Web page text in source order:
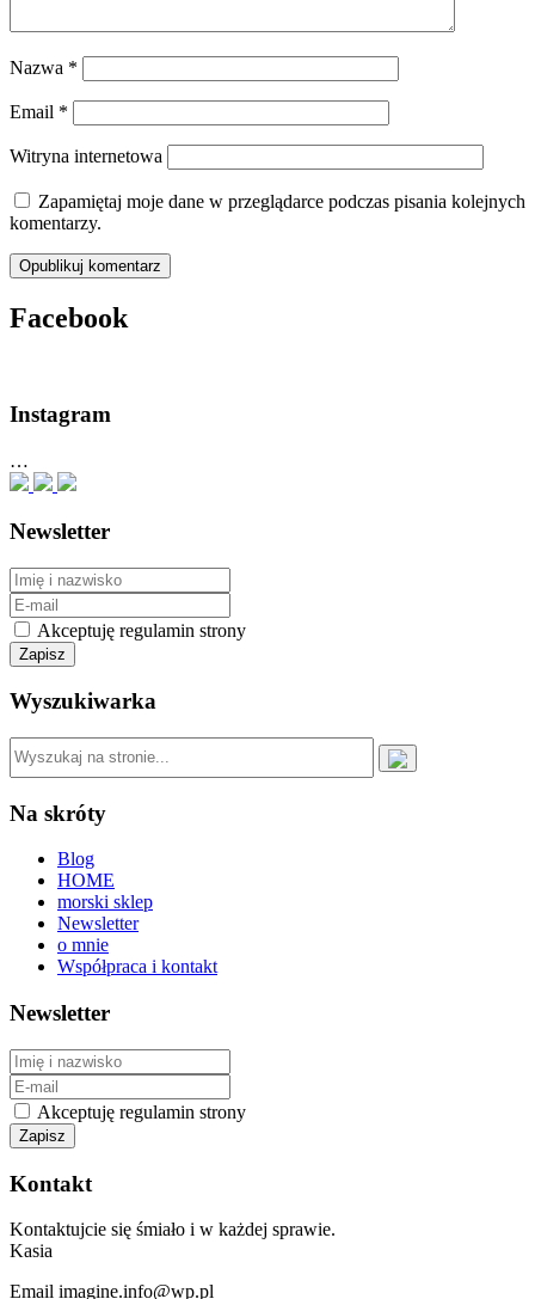
Nazwa *
Email *
Witryna internetowa
Zapamiętaj moje dane w przeglądarce podczas pisania kolejnych
komentarzy.
Facebook
Instagram
…
Newsletter
Akceptuję regulamin strony
Wyszukiwarka
Na skróty
Blog
HOME
morski sklep
Newsletter
o mnie
Współpraca i kontakt
Newsletter
Akceptuję regulamin strony
Kontakt
Kontaktujcie się śmiało i w każdej sprawie.
Kasia
Email imagine.info@wp.pl